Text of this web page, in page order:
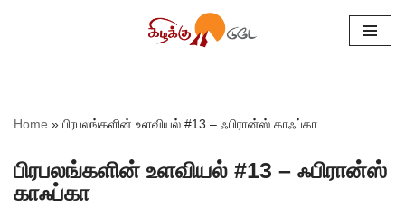
Home » பிரபலங்களின் உளவியல் #13 – ஃபிரான்ஸ் காஃப்கா
பிரபலங்களின் உளவியல் #13 – ஃபிரான்ஸ்
காஃப்கா